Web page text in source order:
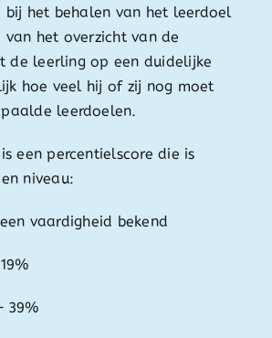
het behalen van het leerdoel
het overzicht van de
de leerling op een duidelijke
hoe veel hij of zij nog moet
leerdoelen.
een percentielscore die is
niveau:
vaardigheid bekend
39%